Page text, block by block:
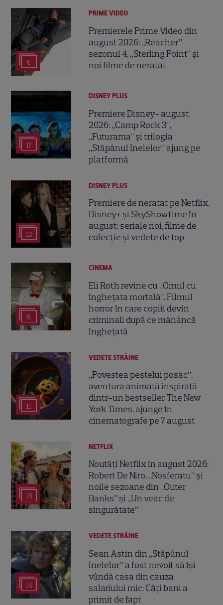
6
PRIME VIDEO
Premierele Prime Video din
august 2026: „Reacher”
sezonul 4, „Sterling Point” și
noi filme de neratat
17
DISNEY PLUS
Premiere Disney+ august
2026: „Camp Rock 3”,
„Futurama” și trilogia
„Stăpânul Inelelor” ajung pe
platformă
15
DISNEY PLUS
Premiere de neratat pe Netflix,
Disney+ și SkyShowtime în
august: seriale noi, filme de
colecție și vedete de top
5
CINEMA
Eli Roth revine cu „Omul cu
înghețata mortală”. Filmul
horror în care copiii devin
criminali după ce mănâncă
înghețată
11
VEDETE STRĂINE
„Povestea peștelui posac”,
aventura animată inspirată
dintr-un bestseller The New
York Times, ajunge în
cinematografe pe 7 august
16
NETFLIX
Noutăți Netflix în august 2026:
Robert De Niro, „Nosferatu” și
noile sezoane din „Outer
Banks” și „Un veac de
singurătate”
14
VEDETE STRĂINE
Sean Astin din „Stăpânul
Inelelor” a fost nevoit să își
vândă casa din cauza
salariului mic: Câți bani a
primit de fapt